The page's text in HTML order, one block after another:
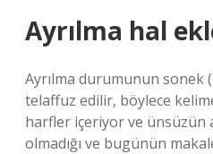
Ayrılma hal
Ayrılma durumunun sonek
telaffuz edilir, böylece
harfler içeriyor ve ünsüzün
olmadığı ve bugünün